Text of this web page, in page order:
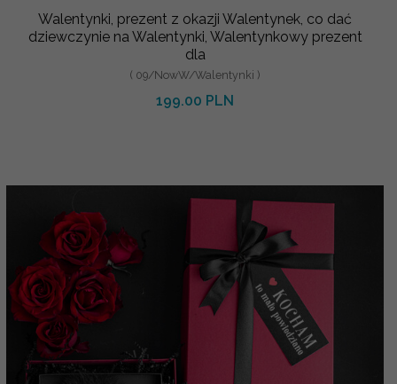
Walentynki, prezent z okazji Walentynek, co dać
dziewczynie na Walentynki, Walentynkowy prezent
dla
( 09/NowW/Walentynki )
199.00 PLN